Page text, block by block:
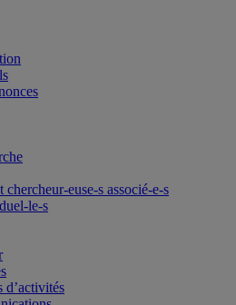
chercheur-euse-s associé-e-s
le-s
d’activités